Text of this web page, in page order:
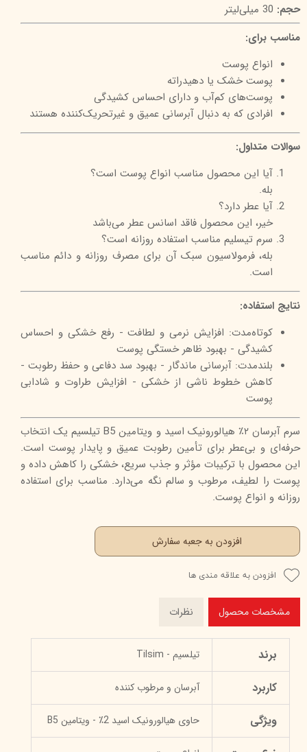
حجم:
مناسب برای:
انواع پوست
پوست خشک یا دهیدراته
پوست‌های کم‌آب و دارای احساس کشیدگی
افرادی که به دنبال آبرسانی عمیق و غیرتحریک‌کننده هستند
سوالات متداول:
آیا این محصول مناسب انواع پوست است؟
بله.
آیا عطر دارد؟
خیر، این محصول فاقد اسانس عطر می‌باشد
سرم تیسلیم مناسب استفاده روزانه است؟
بله، فرمولاسیون سبک آن برای مصرف روزانه و دائم مناسب
است.
نتایج استفاده:
کوتاه‌مدت: افزایش نرمی و لطافت - رفع خشکی و احساس
کشیدگی - بهبود ظاهر خستگی پوست
بلندمدت: آبرسانی ماندگار - بهبود سد دفاعی و حفظ رطوبت -
کاهش خطوط ناشی از خشکی - افزایش طراوت و شادابی
پوست
سرم آبرسان ۲٪ هیالورونیک اسید و ویتامین B5 تیلسیم یک انتخاب
حرفه‌ای و بی‌عطر برای تأمین رطوبت عمیق و پایدار پوست است.
این محصول با ترکیبات مؤثر و جذب سریع، خشکی را کاهش داده و
پوست را لطیف، مرطوب و سالم نگه می‌دارد. مناسب برای استفاده
روزانه و انواع پوست.
افزودن به جعبه سفارش
افزودن به علاقه مندی ها
مشخصات محصول نظرات
برند تیلسیم - Tilsim
کاربرد آبرسان و مرطوب کننده
ویژگی حاوی هیالورونیک اسید 2٪ - ویتامین B5